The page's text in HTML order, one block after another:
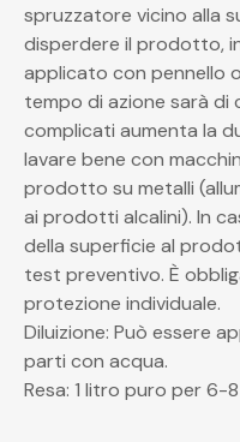
spruzzatore vicino alla
disperdere il prodotto,
applicato con pennello
tempo di azione sarà di
complicati aumenta la
lavare bene con
prodotto su metalli
ai prodotti alcalini). In
della superficie al
test preventivo. È
protezione individuale.
Diluizione: Può essere
parti con acqua.
Resa: 1 litro puro per 6-